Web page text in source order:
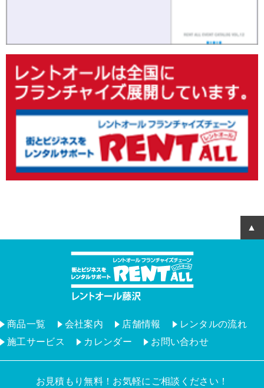
商品一覧 会社案内 店舗情報
レンタルの流れ
施工サービス
カレンダー お問い合わせ
お見積もり無料！お気軽にご相談ください！